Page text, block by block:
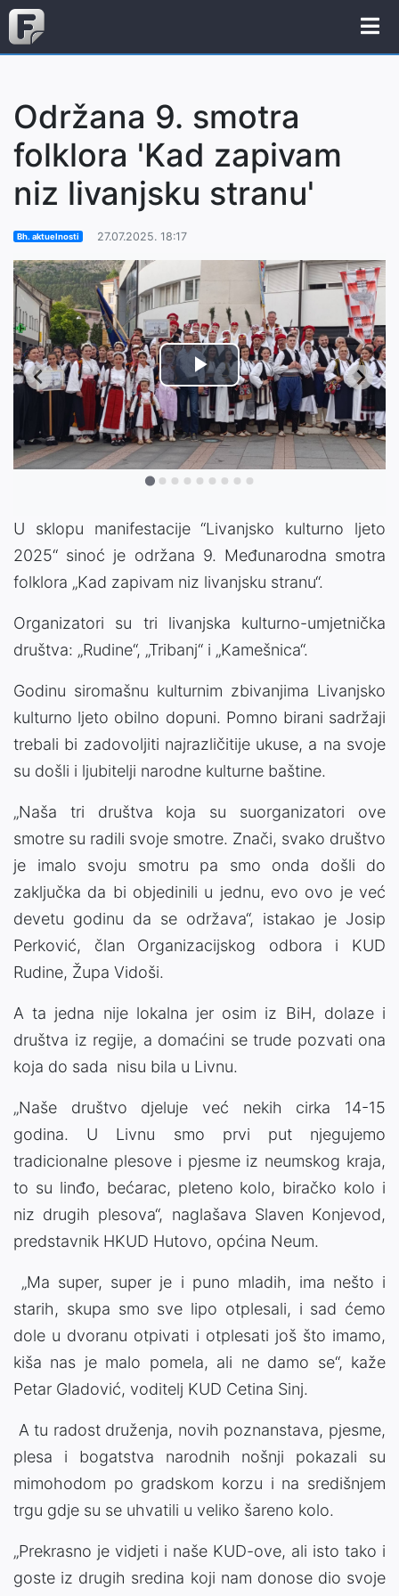
Održana 9. smotra
folklora 'Kad zapivam
niz livanjsku stranu'
Bh. aktuelnosti 27.07.2025. 18:17
Play
Video
U sklopu manifestacije ‘‘Livanjsko kulturno ljeto
2025‘‘ sinoć je održana 9. Međunarodna smotra
folklora „Kad zapivam niz livanjsku stranu‘‘.
Organizatori su tri livanjska kulturno-umjetnička
društva: „Rudine“, „Tribanj“ i „Kamešnica“.
Godinu siromašnu kulturnim zbivanjima Livanjsko
kulturno ljeto obilno dopuni. Pomno birani sadržaji
trebali bi zadovoljiti najrazličitije ukuse, a na svoje
su došli i ljubitelji narodne kulturne baštine.
„Naša tri društva koja su suorganizatori ove
smotre su radili svoje smotre. Znači, svako društvo
je imalo svoju smotru pa smo onda došli do
zaključka da bi objedinili u jednu, evo ovo je već
devetu godinu da se održava“, istakao je Josip
Perković, član Organizacijskog odbora i KUD
Rudine, Župa Vidoši.
A ta jedna nije lokalna jer osim iz BiH, dolaze i
društva iz regije, a domaćini se trude pozvati ona
koja do sada nisu bila u Livnu.
„Naše društvo djeluje već nekih cirka 14-15
godina. U Livnu smo prvi put njegujemo
tradicionalne plesove i pjesme iz neumskog kraja,
to su linđo, bećarac, pleteno kolo, biračko kolo i
niz drugih plesova“, naglašava Slaven Konjevod,
predstavnik HKUD Hutovo, općina Neum.
„Ma super, super je i puno mladih, ima nešto i
starih, skupa smo sve lipo otplesali, i sad ćemo
dole u dvoranu otpivati i otplesati još što imamo,
kiša nas je malo pomela, ali ne damo se“, kaže
Petar Gladović, voditelj KUD Cetina Sinj.
A tu radost druženja, novih poznanstava, pjesme,
plesa i bogatstva narodnih nošnji pokazali su
mimohodom po gradskom korzu i na središnjem
trgu gdje su se uhvatili u veliko šareno kolo.
„Prekrasno je vidjeti i naše KUD-ove, ali isto tako i
goste iz drugih sredina koji nam donose dio svoje